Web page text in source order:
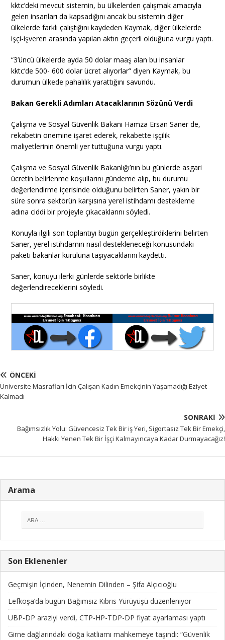
kktc’deki mevcut sistemin, bu ülkelerden çalışmak amacıyla
gelen insanları da kapsadığını ancak bu sistemin diğer
ülkelerde farklı çalıştığını kaydeden Kaymak, diğer ülkelerde
işçi-işveren arasında yapılan aktın geçerli olduğuna vurgu yaptı.
“3’üncü ülkelerde ayda 50 dolar maaş alan bu insanlar
kktc’de 500- 600 dolar ücret alıyorlar” diyen Kaymak, bu
durumun ülkede pahalılık yarattığını savundu.
Bakan Gerekli Adımları Atacaklarının Sözünü Verdi
Çalışma ve Sosyal Güvenlik Bakanı Hamza Ersan Saner de,
rekabetin önemine işaret ederek, rekabette işçilik
maliyetlerinin önemli yer tuttuğuna vurgu yaptı.
Çalışma ve Sosyal Güvenlik Bakanlığı’nın bu günlerde asgari
ücretin belirlenme koşullarını gündeme alıp, bu durumu
değerlendirme içerisinde olduğunu belirten Saner, yakın bir
süre sonra sektörün karşısına yerel istihdamı destekleme
adına ciddi bir projeyle çıkacaklarını söyledi.
Konuyla ilgili son toplantıyı bugün gerçekleştirdiklerini belirten
Saner, yerel istihdamın nasıl destekleneceği konusundaki
paketi bakanlar kuruluna taşıyacaklarını kaydetti.
Saner, konuyu ilerki günlerde sektörle birlikte
değerlendireceklerini söyledi.
ÖNCEKI
Üniversite Masrafları İçin Çalışan Kadın Emekçinin Yaşamadığı Eziyet
Kalmadı
SONRAKI
Bağımsızlık Yolu: Güvencesiz Tek Bir iş Yeri, Sigortasız Tek Bir Emekçi,
Hakkı Yenen Tek Bir İşçi Kalmayıncaya Kadar Durmayacağız!
Arama
Son Eklenenler
Geçmişin İçinden, Nenemin Dilinden – Şifa Alçıcıoğlu
Lefkoşa’da bugün Bağımsız Kıbrıs Yürüyüşü düzenleniyor
UBP-DP araziyi verdi, CTP-HP-TDP-DP fiyat ayarlaması yaptı
Girne dağlarındaki doğa katliamı mahkemeye taşındı: “Güvenlik